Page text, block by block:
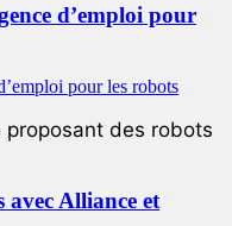
d’emploi pour
proposant des robots
avec Alliance et